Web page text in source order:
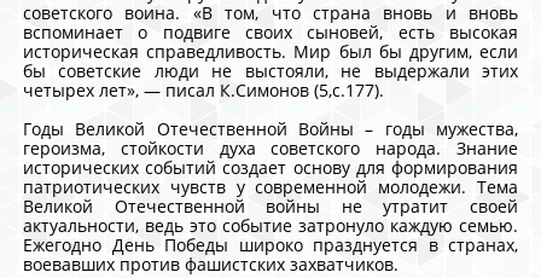
советского воина. «В том, что страна вновь и вновь
вспоминает о подвиге своих сыновей, есть высокая
историческая справедливость. Мир был бы другим, если
бы советские люди не выстояли, не выдержали этих
четырех лет», — писал К.Симонов (5,с.177).
Годы Великой Отечественной Войны – годы мужества,
героизма, стойкости духа советского народа. Знание
исторических событий создает основу для формирования
патриотических чувств у современной молодежи. Тема
Великой Отечественной войны не утратит своей
актуальности, ведь это событие затронуло каждую семью.
Ежегодно День Победы широко празднуется в странах,
воевавших против фашистских захватчиков.